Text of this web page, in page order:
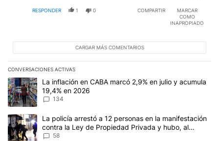
reducir los costos en un factor de diez y obtener
ganancias. Desde ese momento, el aumento de las
ventajas comparativas, sino una apuesta total por la
investigación y desarrollo (I+D). La recuperación del
industriales y del fortalecimiento de la educación
terciaria, que debería ser obligatoria y regulada
mediante cupos. Únicamente las carreras que
demanden conocimientos avanzados en ciencia,
tecnología, ingeniería y matemáticas (STEM) deberían
estar exentas de esta regulación.
RESPONDER 1 0 COMPARTIR
MARCAR
COMO
INAPROPIADO
CARGAR MÁS COMENTARIOS
CONVERSACIONES ACTIVAS
Este listado muestra los artículos con más comentarios en los
Un artículo de tendencia con el título "La inflación en CABA
La inflación en CABA marcó 2,9% en julio y acumula
19,4% en 2026
134
Un artículo de tendencia con el título "La policía arrestó a 12
La policía arrestó a 12 personas en la manifestación
contra la Ley de Propiedad Privada y hubo, al
menos, 3 agentes heridos
58